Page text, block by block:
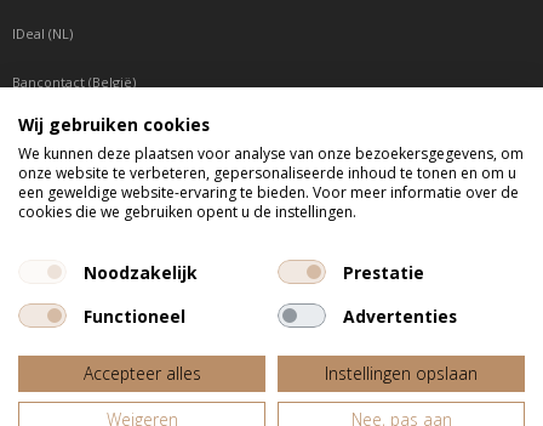
IDeal (NL)
Bancontact (België)
Sepa betaling (Overige landen)
Telefonisch bereikbaar
Website door
Fastware
Wij gebruiken cookies
We kunnen deze plaatsen voor analyse van onze bezoekersgegevens, om
onze website te verbeteren, gepersonaliseerde inhoud te tonen en om u
een geweldige website-ervaring te bieden. Voor meer informatie over de
cookies die we gebruiken opent u de instellingen.
Noodzakelijk
Prestatie
Functioneel
Advertenties
Accepteer alles
Instellingen opslaan
Weigeren
Nee, pas aan